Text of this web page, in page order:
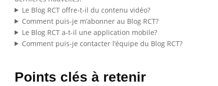
Le Blog RCT offre-t-il du contenu vidéo?
Comment puis-je m’abonner au Blog RCT?
Le Blog RCT a-t-il une application mobile?
Comment puis-je contacter l’équipe du Blog RCT?
Points clés à retenir